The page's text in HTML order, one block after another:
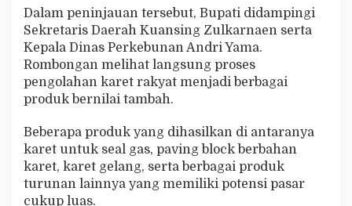
Dalam peninjauan tersebut, Bupati didampingi
Sekretaris Daerah Kuansing Zulkarnaen serta
Kepala Dinas Perkebunan Andri Yama.
Rombongan melihat langsung proses
pengolahan karet rakyat menjadi berbagai
produk bernilai tambah.
Beberapa produk yang dihasilkan di antaranya
karet untuk seal gas, paving block berbahan
karet, karet gelang, serta berbagai produk
turunan lainnya yang memiliki potensi pasar
cukup luas.